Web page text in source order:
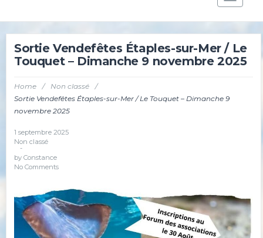
Sortie Vendefêtes Étaples-sur-Mer / Le
Touquet – Dimanche 9 novembre 2025
Home / Non classé
/
Sortie Vendefêtes Étaples-sur-Mer / Le Touquet – Dimanche 9
novembre 2025
1 septembre 2025
Non classé
-
byConstance
No Comments